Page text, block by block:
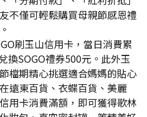
不僅可輕鬆購買母親節感恩禮
刷玉山信用卡，當日消費累
換SOGO禮券500元。此外玉
檔期精心挑選適合媽媽的貼心
遠東百貨、衣蝶百貨、美麗
用卡消費滿額，即可獲得歌林